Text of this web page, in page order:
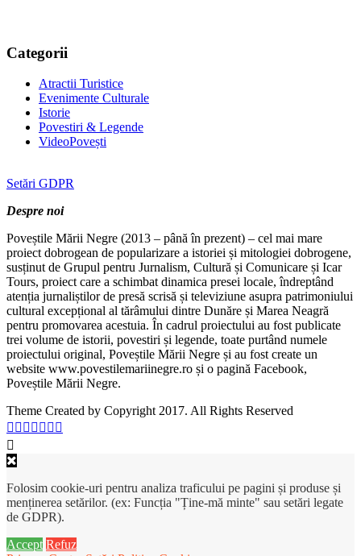
Categorii
Atractii Turistice
Evenimente Culturale
Istorie
Povestiri & Legende
VideoPovești
Setări GDPR
Despre noi
Poveștile Mării Negre (2013 – până în prezent) – cel mai mare
proiect dobrogean de popularizare a istoriei și mitologiei dobrogene,
susținut de Grupul pentru Jurnalism, Cultură și Comunicare și Icar
Tours, proiect care a schimbat dinamica presei locale, îndreptând
atenția jurnaliștilor de presă scrisă și televiziune asupra patrimoniului
cultural excepțional al tărâmului dintre Dunăre și Marea Neagră
pentru promovarea acestuia. În cadrul proiectului au fost publicate
trei volume de istorii, povestiri și legende, toate purtând numele
proiectului original, Poveștile Mării Negre și au fost create un
website www.povestilemariinegre.ro și o pagină Facebook,
Poveștile Mării Negre.
Theme Created by Copyright 2017. All Rights Reserved
Folosim cookie-uri pentru analiza traficului pe pagini și produse și
menținerea setărilor. (ex: Funcția "Ține-mă minte" sau setări legate
de GDPR).
Accept Refuz